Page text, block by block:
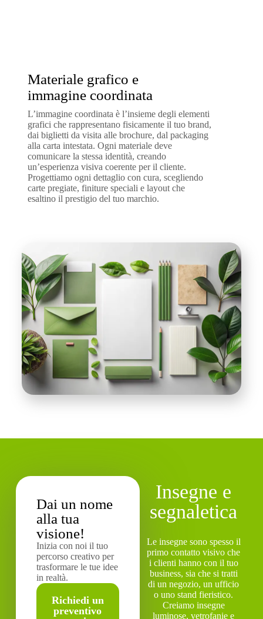
Materiale grafico e
immagine coordinata
L’immagine coordinata è l’insieme degli elementi
grafici che rappresentano fisicamente il tuo brand,
dai biglietti da visita alle brochure, dal packaging
alla carta intestata. Ogni materiale deve
comunicare la stessa identità, creando
un’esperienza visiva coerente per il cliente.
Progettiamo ogni dettaglio con cura, scegliendo
carte pregiate, finiture speciali e layout che
esaltino il prestigio del tuo marchio.
Dai un nome
alla tua
visione!
Inizia con noi il tuo
percorso creativo per
trasformare le tue idee
in realtà.
Richiedi un
preventivo
Insegne e
segnaletica
Le insegne sono spesso il
primo contatto visivo che
i clienti hanno con il tuo
business, sia che si tratti
di un negozio, un ufficio
o uno stand fieristico.
Creiamo insegne
luminose, vetrofanie e